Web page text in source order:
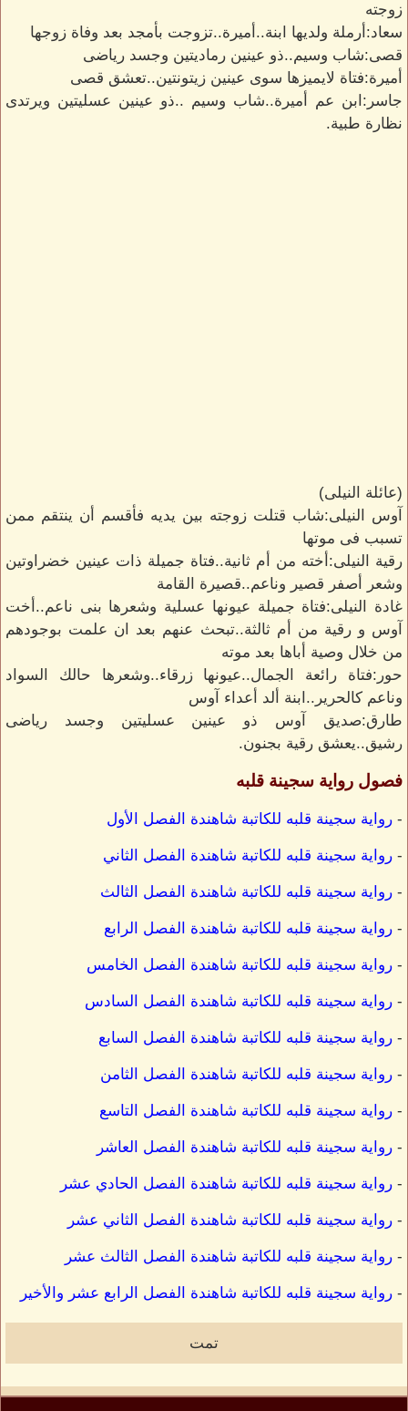
زوجته
سعاد:أرملة ولديها ابنة..أميرة..تزوجت بأمجد بعد وفاة زوجها
قصى:شاب وسيم..ذو عينين رماديتين وجسد رياضى
أميرة:فتاة لايميزها سوى عينين زيتونتين..تعشق قصى
جاسر:ابن عم أميرة..شاب وسيم ..ذو عينين عسليتين ويرتدى
نظارة طبية.
(عائلة النيلى)
آوس النيلى:شاب قتلت زوجته بين يديه فأقسم أن ينتقم ممن
تسبب فى موتها
رقية النيلى:أخته من أم ثانية..فتاة جميلة ذات عينين خضراوتين
وشعر أصفر قصير وناعم..قصيرة القامة
غادة النيلى:فتاة جميلة عيونها عسلية وشعرها بنى ناعم..أخت
آوس و رقية من أم ثالثة..تبحث عنهم بعد ان علمت بوجودهم
من خلال وصية أباها بعد موته
حور:فتاة رائعة الجمال..عيونها زرقاء..وشعرها حالك السواد
وناعم كالحرير..ابنة ألد أعداء آوس
طارق:صديق آوس ذو عينين عسليتين وجسد رياضى
رشيق..يعشق رقية بجنون.
فصول رواية سجينة قلبه
- رواية سجينة قلبه للكاتبة شاهندة الفصل الأول
- رواية سجينة قلبه للكاتبة شاهندة الفصل الثاني
- رواية سجينة قلبه للكاتبة شاهندة الفصل الثالث
- رواية سجينة قلبه للكاتبة شاهندة الفصل الرابع
- رواية سجينة قلبه للكاتبة شاهندة الفصل الخامس
- رواية سجينة قلبه للكاتبة شاهندة الفصل السادس
- رواية سجينة قلبه للكاتبة شاهندة الفصل السابع
- رواية سجينة قلبه للكاتبة شاهندة الفصل الثامن
- رواية سجينة قلبه للكاتبة شاهندة الفصل التاسع
- رواية سجينة قلبه للكاتبة شاهندة الفصل العاشر
- رواية سجينة قلبه للكاتبة شاهندة الفصل الحادي عشر
- رواية سجينة قلبه للكاتبة شاهندة الفصل الثاني عشر
- رواية سجينة قلبه للكاتبة شاهندة الفصل الثالث عشر
- رواية سجينة قلبه للكاتبة شاهندة الفصل الرابع عشر والأخير
تمت